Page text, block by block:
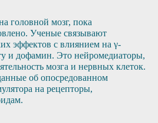
головной мозг, пока
Ученые связывают
эффектов с влиянием на γ-
и дофамин. Это нейромедиаторы,
мозга и нервных клеток.
об опосредованном
на рецепторы,